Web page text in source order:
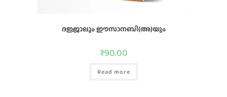
ദജ്ജാലും ഈസാനബി(അ)യും
₹90.00
Read more